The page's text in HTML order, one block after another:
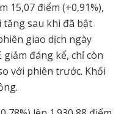
15,07 điểm (+0,91%),
tăng sau khi đã bật
giao dịch ngày
đáng kể, chỉ còn
với phiên trước. Khối